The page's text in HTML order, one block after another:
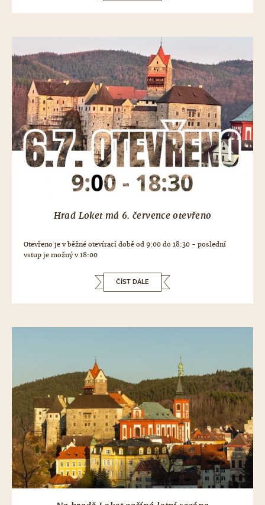
Hrad Loket má 6. července otevřeno
Otevřeno je v běžné otevírací době od 9:00 do 18:30 - poslední
vstup je možný v 18:00
ČÍST DÁLE